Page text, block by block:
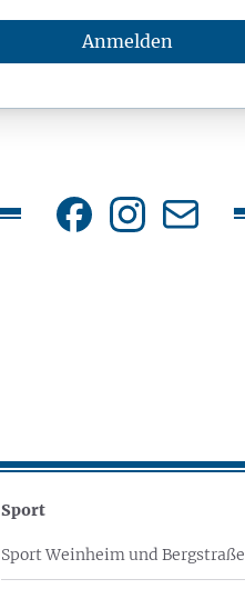
Anmelden
Sport
Sport Weinheim und Bergstraße